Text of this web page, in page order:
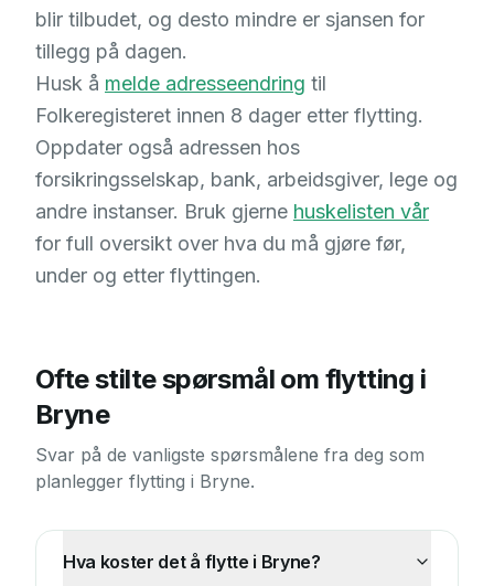
blir tilbudet, og desto mindre er sjansen for
tillegg på dagen.
Husk å melde adresseendring til
Folkeregisteret innen 8 dager etter flytting.
Oppdater også adressen hos
forsikringsselskap, bank, arbeidsgiver, lege og
andre instanser. Bruk gjerne huskelisten vår
for full oversikt over hva du må gjøre før,
under og etter flyttingen.
Ofte stilte spørsmål om flytting i
Bryne
Svar på de vanligste spørsmålene fra deg som
planlegger flytting i Bryne.
Hva koster det å flytte i Bryne?